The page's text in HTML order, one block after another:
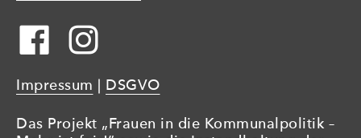
Impressum DSGVO
Das Projekt „Frauen in die Kommunalpolitik –